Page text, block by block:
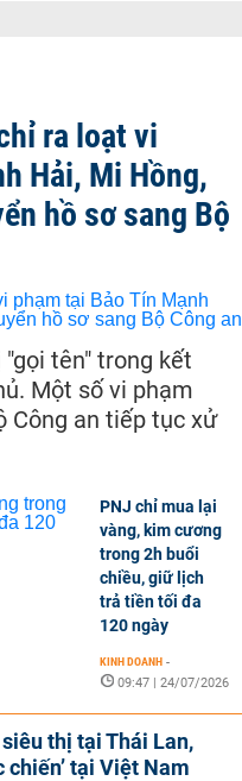
ra loạt vi
Hải, Mi Hồng,
hồ sơ sang Bộ
tên" trong kết
Một số vi phạm
Công an tiếp tục xử
PNJ chỉ mua lại
vàng, kim cương
trong 2h buổi
chiều, giữ lịch
trả tiền tối đa
120 ngày
KINH DOANH -
09:47 | 24/07/2026
thị tại Thái Lan,
chiến’ tại Việt Nam